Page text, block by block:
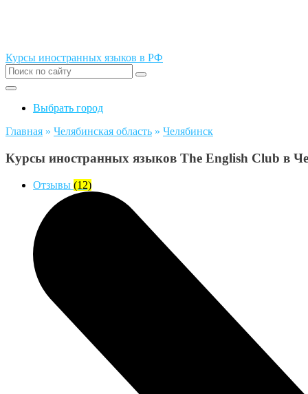
Курсы иностранных языков в РФ
Выбрать город
Главная » Челябинская область » Челябинск
Курсы иностранных языков The English Club в
Отзывы (12)